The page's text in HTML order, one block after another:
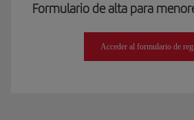
Formulario de alta para
Acceder al formulario de